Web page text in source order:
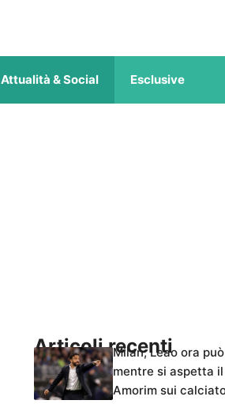
Attualità & Social Esclusive
Articoli recenti
Milan, Leao ora
mentre si aspetta
Amorim sui